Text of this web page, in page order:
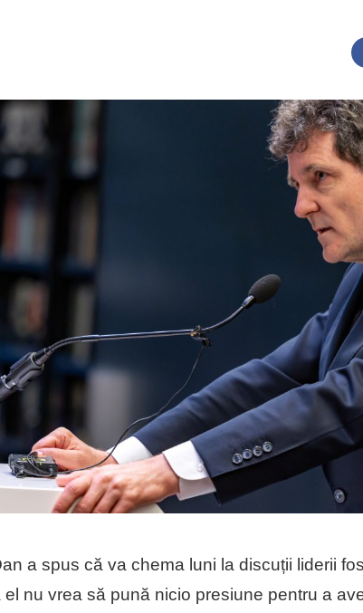
a spus că va chema luni la discuții liderii
nu vrea să pună nicio presiune pentru a